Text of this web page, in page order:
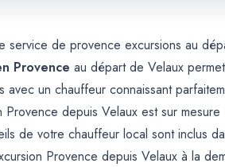
service de provence excursions au
Provence au départ de Velaux
avec un chauffeur connaissant
Provence depuis Velaux est sur
de votre chauffeur local sont inclus
Provence depuis Velaux à la